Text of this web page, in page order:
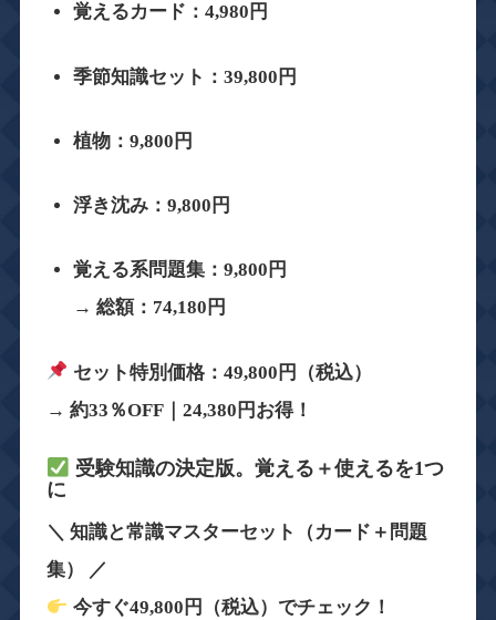
覚えるカード：4,980円
季節知識セット：39,800円
植物：9,800円
浮き沈み：9,800円
覚える系問題集：9,800円
→ 総額： 74,180円
セット特別価格：49,800円（税込）
→約33％OFF｜24,380円お得！
受験知識の決定版。覚える＋使えるを1つ
に
＼ 知識と常識マスターセット（カード＋問題
集） ／
今すぐ49,800円（税込）でチェック！